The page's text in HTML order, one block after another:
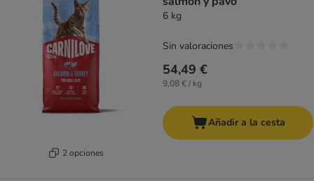
2 opciones
6 kg
54,49 €
9,08 € / kg
Sin valoraciones
Añadir a la cesta